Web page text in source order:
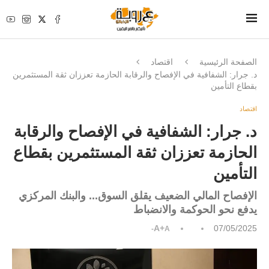
الصفحة الرئيسية
اقتصاد
د. جرار: الشفافية في الإفصاح والرقابة الحازمة تعززان ثقة المستثمرين
بقطاع التأمين
اقتصاد
د. جرار: الشفافية في الإفصاح والرقابة
الحازمة تعززان ثقة المستثمرين بقطاع
التأمين
الإفصاح المالي الضعيف يقلق السوق... والبنك المركزي
يدفع نحو الحوكمة والانضباط
07/05/2025
A+A-